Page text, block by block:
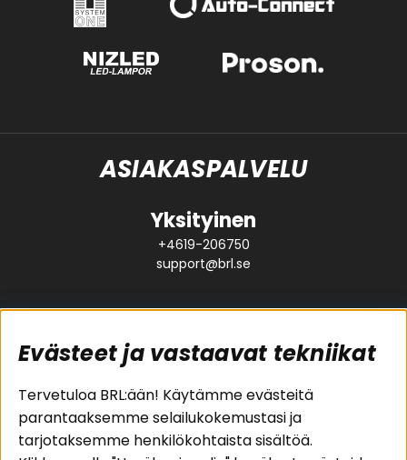
ASIAKASPALVELU
Yksityinen
+4619-206750
support@brl.se
Suositut sivut
Pakettiratkaisut
Autostereot
Asiakaspalvelu
Evästeet
Huolto- ja
Evästeet ja vastaavat tekniikat
Tervetuloa BRL:ään! Käytämme evästeitä
parantaaksemme selailukokemustasi ja
tarjotaksemme henkilökohtaista sisältöä.